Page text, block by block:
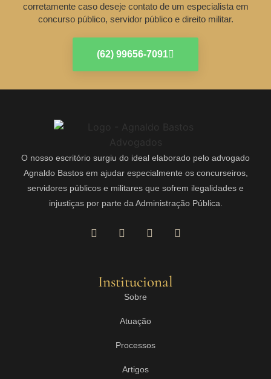
corretamente caso deseje contato de um especialista em
concurso público, servidor público e direito militar.
(62) 99656-7091
O nosso escritório surgiu do ideal elaborado pelo advogado
Agnaldo Bastos em ajudar especialmente os concurseiros,
servidores públicos e militares que sofrem ilegalidades e
injustiças por parte da Administração Pública.
Institucional
Sobre
Atuação
Processos
Artigos